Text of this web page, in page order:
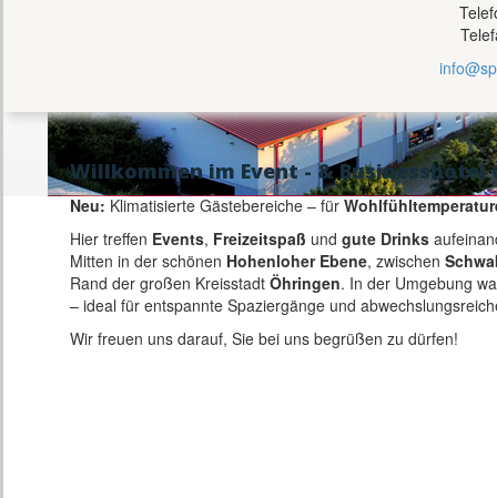
Willkommen im Event - & Businesshotel
Neu: Klimatisierte Gästebereiche – für
Hier treffen Events, Freizeitspaß und gute Drinks
Mitten in der schönen Hohenloher Ebene, zwischen
Rand der großen Kreisstadt Öhringen. In der Umgebung
– ideal für entspannte Spaziergänge und
Wir freuen uns darauf, Sie bei uns begrüßen zu dürfen!